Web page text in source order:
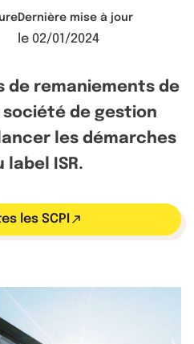
Dernière mise à jour
le 02/01/2024
de remaniements de
de gestion
les démarches
ISR.
les SCPI